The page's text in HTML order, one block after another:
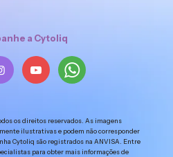
a Cytoliq
os direitos reservados. As imagens
ilustrativas e podem não corresponder
Cytoliq são registrados na ANVISA. Entre
para obter mais informações de